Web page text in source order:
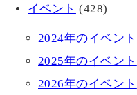
イベント (428)
2024年のイベント
2025年のイベント
2026年のイベント